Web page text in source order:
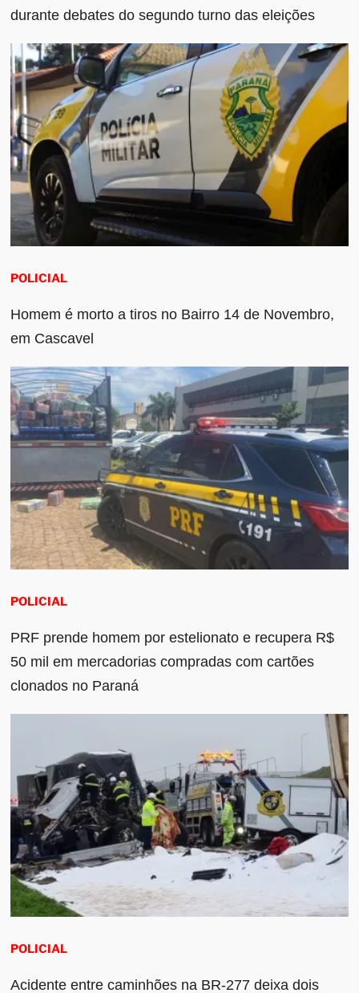
durante debates do segundo turno das eleições
POLICIAL
Homem é morto a tiros no Bairro 14 de Novembro,
em Cascavel
POLICIAL
PRF prende homem por estelionato e recupera R$
50 mil em mercadorias compradas com cartões
clonados no Paraná
POLICIAL
Acidente entre caminhões na BR-277 deixa dois